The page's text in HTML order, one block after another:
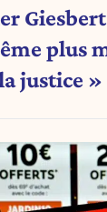
plus
justice »